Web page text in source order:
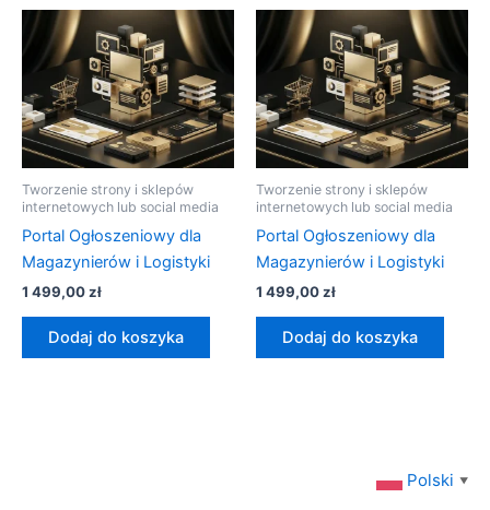
Tworzenie strony i sklepów
internetowych lub social media
Portal Ogłoszeniowy dla
Magazynierów i Logistyki
1 499,00zł
Dodaj do koszyka
Tworzenie strony i sklepów
internetowych lub social media
Portal Ogłoszeniowy dla
Magazynierów i Logistyki
1 499,00zł
Dodaj do koszyka
Polski ▼